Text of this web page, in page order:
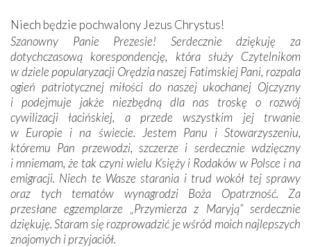
Niech będzie pochwalony Jezus Chrystus!
Szanowny Panie Prezesie! Serdecznie dziękuję za
dotychczasową korespondencję, która służy Czytelnikom
w dziele popularyzacji Orędzia naszej Fatimskiej Pani, rozpala
ogień patriotycznej miłości do naszej ukochanej Ojczyzny
i podejmuje jakże niezbędną dla nas troskę o rozwój
cywilizacji łacińskiej, a przede wszystkim jej trwanie
w Europie i na świecie. Jestem Panu i Stowarzyszeniu,
któremu Pan przewodzi, szczerze i serdecznie wdzięczny
i mniemam, że tak czyni wielu Księży i Rodaków w Polsce i na
emigracji. Niech te Wasze starania i trud wokół tej sprawy
oraz tych tematów wynagrodzi Boża Opatrzność. Za
przesłane egzemplarze „Przymierza z Maryją” serdecznie
dziękuję. Staram się rozprowadzić je wśród moich najlepszych
znajomych i przyjaciół.